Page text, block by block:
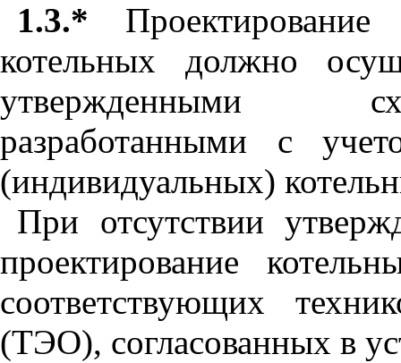
1.3.*
котельных должно
утвержденными
разработанными с
(индивидуальных)
При отсутствии
проектирование
соответствующих
(ТЭО), согласованных в